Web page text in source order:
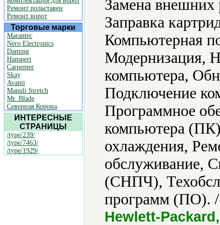
Ремонт рольставен
Ремонт ворот
Торговые марки
Marantec
Nero Electronics
Daming
Hanspert
Carpenter
Skay
Avanti
Manuli Stretch
Mr. Blade
Северная Корона
ИНТЕРЕСНЫЕ
СТРАНИЦЫ
/type/239/
/type/7463/
/type/1929/
Замена внешних
Заправка
Компьютерная
Модернизация,
компьютера,
Подключение
Программное
компьютера
охлаждения,
обслуживание,
(СНПЧ),
программ (ПО).
Hewlett-